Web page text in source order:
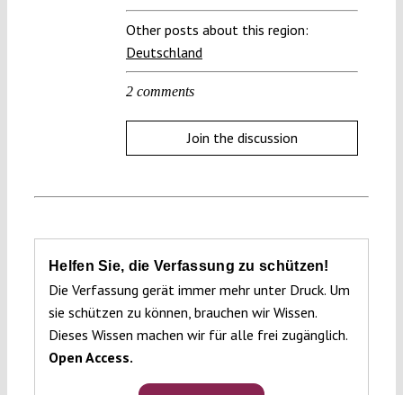
Other posts about this region:
Deutschland
2 comments
Join the discussion
Helfen Sie, die Verfassung zu schützen!
Die Verfassung gerät immer mehr unter Druck. Um
sie schützen zu können, brauchen wir Wissen.
Dieses Wissen machen wir für alle frei zugänglich.
Open Access.